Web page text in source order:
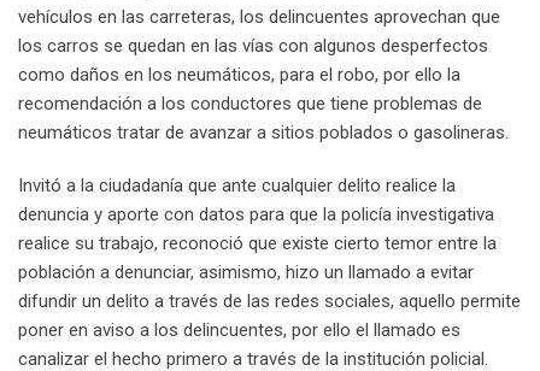
vehículos en las carreteras, los delincuentes aprovechan que
los carros se quedan en las vías con algunos desperfectos
como daños en los neumáticos, para el robo, por ello la
recomendación a los conductores que tiene problemas de
neumáticos tratar de avanzar a sitios poblados o gasolineras.
Invitó a la ciudadanía que ante cualquier delito realice la
denuncia y aporte con datos para que la policía investigativa
realice su trabajo, reconoció que existe cierto temor entre la
población a denunciar, asimismo, hizo un llamado a evitar
difundir un delito a través de las redes sociales, aquello permite
poner en aviso a los delincuentes, por ello el llamado es
canalizar el hecho primero a través de la institución policial.